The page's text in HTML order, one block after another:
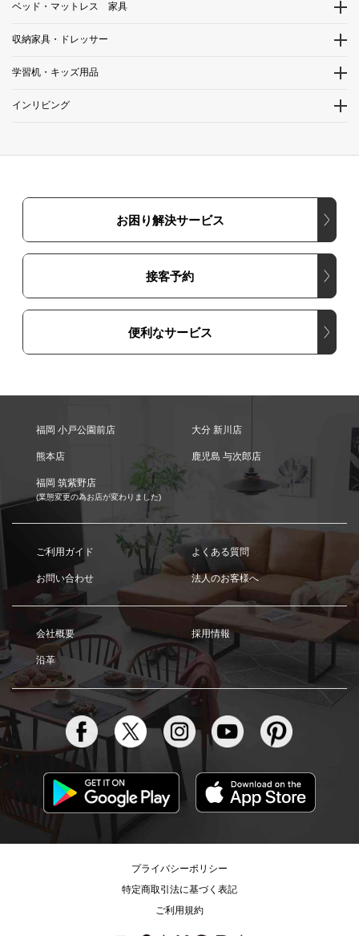
ベッド・マットレス 家具
収納家具・ドレッサー
学習机・キッズ用品
インリビング
お困り解決サービス
接客予約
便利なサービス
福岡 小戸公園前店 大分 新川店
熊本店 鹿児島 与次郎店
福岡 筑紫野店
(業態変更の為お店が変わりました)
ご利用ガイド よくある質問
お問い合わせ 法人のお客様へ
会社概要 採用情報
沿革
プライバシーポリシー
特定商取引法に基づく表記
ご利用規約